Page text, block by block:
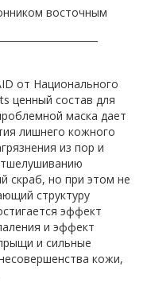
восточным
от Национального
ценный состав для
маска дает
лишнего кожного
из пор и
скраб, но при этом не
структуру
эффект
и эффект
и сильные
кожи,